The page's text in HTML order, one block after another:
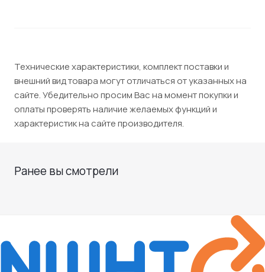
Технические характеристики, комплект поставки и
внешний вид товара могут отличаться от указанных на
сайте. Убедительно просим Вас на момент покупки и
оплаты проверять наличие желаемых функций и
характеристик на сайте производителя.
Ранее вы смотрели